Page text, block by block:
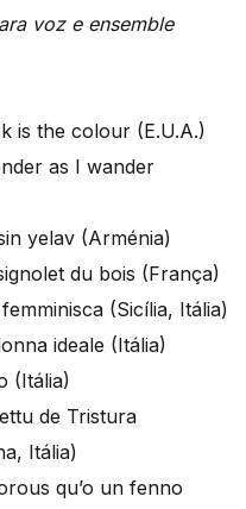
voz e ensemble
the colour (E.U.A.)
as I wander
yelav (Arménia)
du bois (França)
(Sicília, Itália)
ideale (Itália)
(Itália)
de Tristura
Itália)
qu’o un fenno